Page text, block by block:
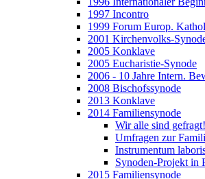
1997 Incontro
1999 Forum Europ.
2001 Kirchenvolks-
2005 Konklave
2005 Eucharistie-Synode
2006 - 10 Jahre Intern.
2008 Bischofssynode
2013 Konklave
2014 Familiensynode
Wir alle sind gefragt!
Umfragen zur
Instrumentum
Synoden-Projekt in
2015 Familiensynode